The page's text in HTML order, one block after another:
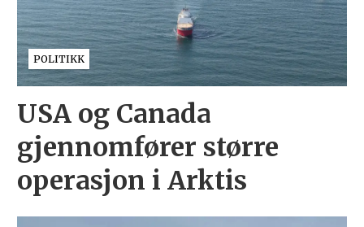
POLITIKK
USA og Canada
gjennomfører større
operasjon i Arktis